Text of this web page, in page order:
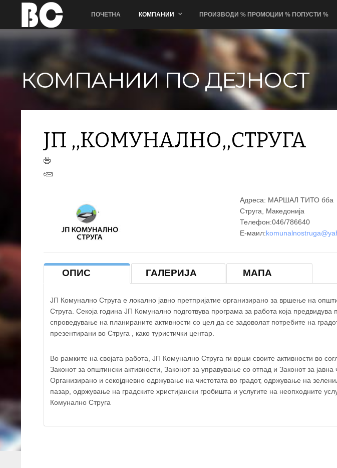
ПОЧЕТНА КОМПАНИИ ПРОИЗВОДИ % ПРОМОЦИИ % ПОПУСТИ %
КОМПАНИИ ПО ДЕЈНОСТ
ЈП ,,КОМУНАЛНО,,СТРУГА
Адреса: МАРШАЛ ТИТО бба
Струга, Македонија
Телефон:046/786640
Е-маил:
ОПИС ГАЛЕРИЈА МАПА
ЈП Комунално Струга е локално јавно претпријатие организирано за вршење на
Струга. Секоја година ЈП Комунално подготвува програма за работа која
спроведување на планираните активности со цел да се задоволат потребите на
презентирани во Струга , како туристички центар.
Во рамките на својата работа, ЈП Комунално Струга ги врши своите активности во
Законот за општински активности, Законот за управување со отпад и Законот за јавна
Организирано и секојдневно одржување на чистотата во градот, одржување на
пазар, одржување на градските христијански гробишта и услугите на неопходните
Комунално Струга
×
−